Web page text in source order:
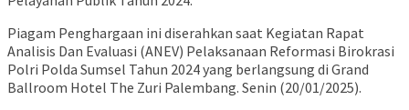
Piagam Penghargaan ini diserahkan saat Kegiatan Rapat
Analisis Dan Evaluasi (ANEV) Pelaksanaan Reformasi Birokrasi
Polri Polda Sumsel Tahun 2024 yang berlangsung di Grand
Ballroom Hotel The Zuri Palembang. Senin (20/01/2025).